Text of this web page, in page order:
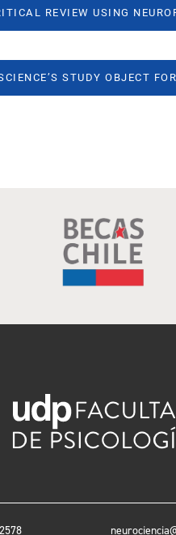
REVIEW USING
STUDY OBJECT